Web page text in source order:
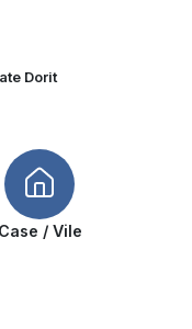
Dorit
Case / Vile